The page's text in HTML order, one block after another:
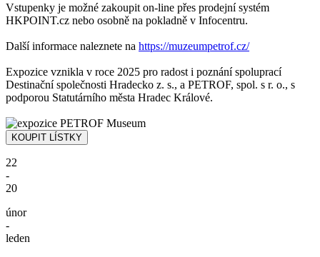
Vstupenky je možné zakoupit on-line přes prodejní systém
HKPOINT.cz nebo osobně na pokladně v Infocentru.
Další informace naleznete na https://muzeumpetrof.cz/
Expozice vznikla v roce 2025 pro radost i poznání spoluprací
Destinační společnosti Hradecko z. s., a PETROF, spol. s r. o., s
podporou Statutárního města Hradec Králové.
22
-
20
únor
-
leden